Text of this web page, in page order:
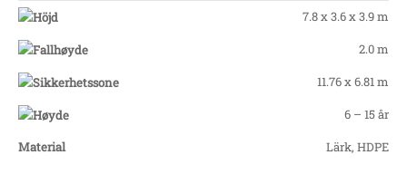
7.8 x 3.6 x 3.9 m
2.0 m
11.76 x 6.81 m
6 – 15 år
Material
Lärk, HDPE